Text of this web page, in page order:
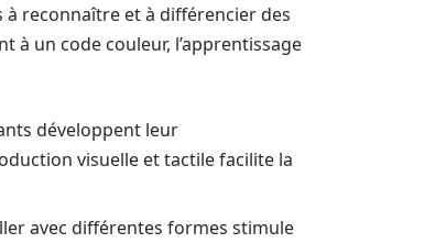
reconnaître et à différencier des
à un code couleur, l’apprentissage
développent leur
visuelle et tactile facilite la
avec différentes formes stimule